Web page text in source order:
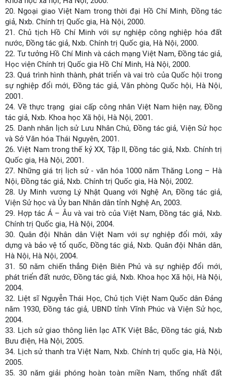
20. Ngoại giao Việt Nam trong thời đại Hồ Chí Minh, Đồng tác
giả, Nxb. Chính trị Quốc gia, Hà Nội, 2000.
21. Chủ tịch Hồ Chí Minh với sự nghiệp công nghiệp hóa đất
nước, Đồng tác giả, Nxb. Chính trị Quốc gia, Hà Nội, 2000.
22. Tư tưởng Hồ Chí Minh và cách mạng Việt Nam, Đồng tác giả,
Học viện Chính trị Quốc gia Hồ Chí Minh, Hà Nội, 2000.
23. Quá trình hình thành, phát triển và vai trò của Quốc hội trong
sự nghiệp đổi mới, Đồng tác giả, Văn phòng Quốc hội, Hà Nội,
2001.
24. Về thực trạng giai cấp công nhân Việt Nam hiện nay, Đồng
tác giả, Nxb. Khoa học Xã hội, Hà Nội, 2001.
25. Danh nhân lịch sử Lưu Nhân Chú, Đồng tác giả, Viện Sử học
và Sở Văn hóa Thái Nguyên, 2001.
26. Việt Nam trong thế kỷ XX, Tập II, Đồng tác giả, Nxb. Chính trị
Quốc gia, Hà Nội, 2001.
27. Những giá trị lịch sử - văn hóa 1000 năm Thăng Long – Hà
Nội, Đồng tác giả, Nxb. Chính trị Quốc gia, Hà Nội, 2002.
28. Uy Minh vương Lý Nhật Quang với Nghệ An, Đồng tác giả,
Viện Sử học và Ủy ban Nhân dân tỉnh Nghệ An, 2003.
29. Hợp tác Á – Âu và vai trò của Việt Nam, Đồng tác giả, Nxb.
Chính trị Quốc gia, Hà Nội, 2004.
30. Quân đội Nhân dân Việt Nam với sự nghiệp đổi mới, xây
dựng và bảo vệ tổ quốc, Đồng tác giả, Nxb. Quân đội Nhân dân,
Hà Nội, Hà Nội, 2004.
31. 50 năm chiến thắng Điện Biên Phủ và sự nghiệp đổi mới,
phát triển đất nước, Đồng tác giả, Nxb. Khoa học Xã hội, Hà Nội,
2004.
32. Liệt sĩ Nguyễn Thái Học, Chủ tịch Việt Nam Quốc dân Đảng
năm 1930, Đồng tác giả, UBND tỉnh Vĩnh Phúc và Viện Sử học,
2004.
33. Lịch sử giao thông liên lạc ATK Việt Bắc, Đồng tác giả, Nxb
Bưu điện, Hà Nội, 2005.
34. Lịch sử thanh tra Việt Nam, Nxb. Chính trị quốc gia, Hà Nội,
2005.
35. 30 năm giải phóng hoàn toàn miền Nam, thống nhất đất